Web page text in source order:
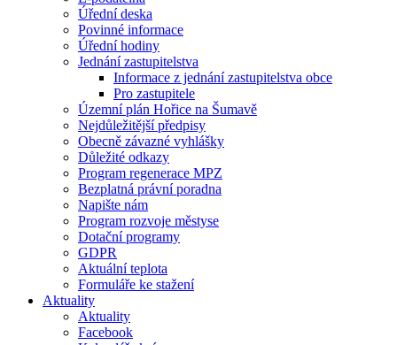
Úřední deska
Povinné informace
Úřední hodiny
Jednání zastupitelstva
Informace z jednání zastupitelstva obce
Pro zastupitele
Územní plán Hořice na Šumavě
Nejdůležitější předpisy
Obecně závazné vyhlášky
Důležité odkazy
Program regenerace MPZ
Bezplatná právní poradna
Napište nám
Program rozvoje městyse
Dotační programy
GDPR
Aktuální teplota
Formuláře ke stažení
Aktuality
Aktuality
Facebook